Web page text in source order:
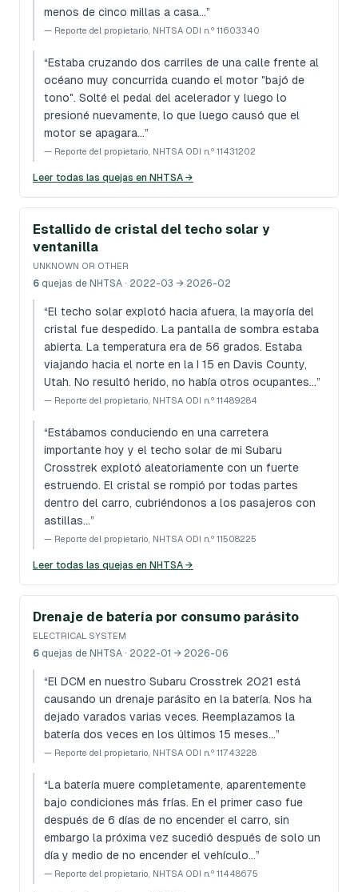
menos de cinco millas a casa…”
— Reporte del propietario, NHTSA ODI n.º 11603340
“Estaba cruzando dos carriles de una calle frente al
océano muy concurrida cuando el motor "bajó de
tono". Solté el pedal del acelerador y luego lo
presioné nuevamente, lo que luego causó que el
motor se apagara…”
— Reporte del propietario, NHTSA ODI n.º 11431202
Leer todas las quejas en NHTSA →
Estallido de cristal del techo solar y
ventanilla
UNKNOWN OR OTHER
6 quejas de NHTSA · 2022-03 → 2026-02
“El techo solar explotó hacia afuera, la mayoría del
cristal fue despedido. La pantalla de sombra estaba
abierta. La temperatura era de 56 grados. Estaba
viajando hacia el norte en la I 15 en Davis County,
Utah. No resultó herido, no había otros ocupantes…”
— Reporte del propietario, NHTSA ODI n.º 11489284
“Estábamos conduciendo en una carretera
importante hoy y el techo solar de mi Subaru
Crosstrek explotó aleatoriamente con un fuerte
estruendo. El cristal se rompió por todas partes
dentro del carro, cubriéndonos a los pasajeros con
astillas…”
— Reporte del propietario, NHTSA ODI n.º 11508225
Leer todas las quejas en NHTSA →
Drenaje de batería por consumo parásito
ELECTRICAL SYSTEM
6 quejas de NHTSA · 2022-01 → 2026-06
“El DCM en nuestro Subaru Crosstrek 2021 está
causando un drenaje parásito en la batería. Nos ha
dejado varados varias veces. Reemplazamos la
batería dos veces en los últimos 15 meses…”
— Reporte del propietario, NHTSA ODI n.º 11743228
“La batería muere completamente, aparentemente
bajo condiciones más frías. En el primer caso fue
después de 6 días de no encender el carro, sin
embargo la próxima vez sucedió después de solo un
día y medio de no encender el vehículo…”
— Reporte del propietario, NHTSA ODI n.º 11448675